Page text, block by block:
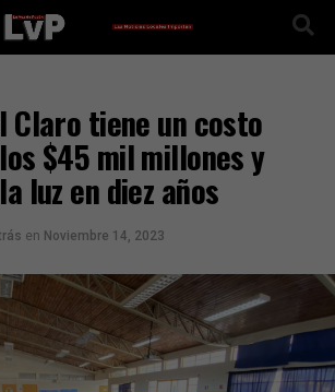
Claro tiene un costo
$45 mil millones y
luz en diez años
en Noviembre 14, 2023